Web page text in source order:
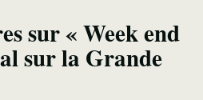
sur « Week end
sur la Grande